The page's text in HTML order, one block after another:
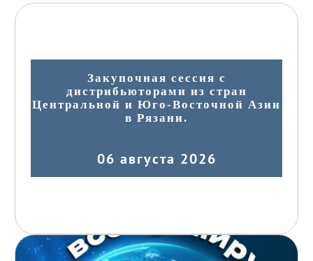
Закупочная сессия с
дистрибьюторами из стран
Центральной и Юго-Восточной Азии
в Рязани.
06 августа 2026